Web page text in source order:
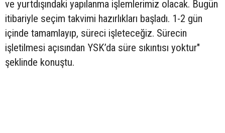
ve yurtdışındaki yapılanma işlemlerimiz olacak. Bugün
itibariyle seçim takvimi hazırlıkları başladı. 1-2 gün
içinde tamamlayıp, süreci işleteceğiz. Sürecin
işletilmesi açısından YSK’da süre sıkıntısı yoktur"
şeklinde konuştu.